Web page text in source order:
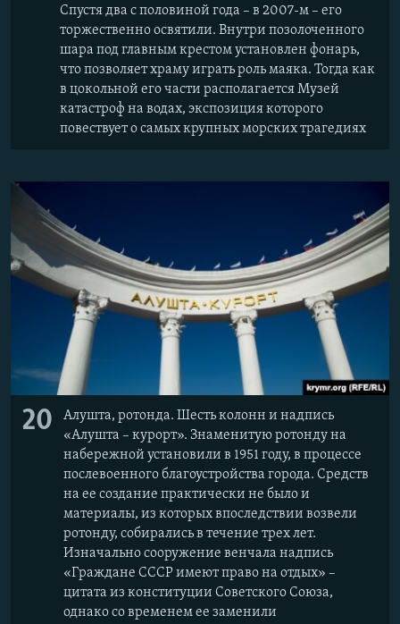
Спустя два с половиной года – в 2007-м – его
торжественно освятили. Внутри позолоченного
шара под главным крестом установлен фонарь,
что позволяет храму играть роль маяка. Тогда как
в цокольной его части располагается Музей
катастроф на водах, экспозиция которого
повествует о самых крупных морских трагедиях
20
Алушта, ротонда. Шесть колонн и надпись
«Алушта – курорт». Знаменитую ротонду на
набережной установили в 1951 году, в процессе
послевоенного благоустройства города. Средств
на ее создание практически не было и
материалы, из которых впоследствии возвели
ротонду, собирались в течение трех лет.
Изначально сооружение венчала надпись
«Граждане СССР имеют право на отдых» –
цитата из конституции Советского Союза,
однако со временем ее заменили